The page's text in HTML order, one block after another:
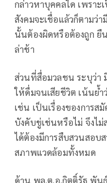
กล่าวหาบุคคลใด เพราะ
สังคมจะเชื่อแล้วก็ตามว่า
นั้นต้องผิดหรือต้องถูก ยื
ล่าช้า
ส่วนที่สื่อมวลชน ระบุว่า
ให้ดื่มจนเสียชีวิต เน้นย้ำ
เช่น เป็นเรื่องของการส
บังคับขู่เช่นหรือไม่ จึงไ
ได้ต้องมีการสืบสวนสอบ
สภาพแวดล้อมทั้งหมด
ด้าน พล.ต.อ.กิตติ์รัฐ พัน